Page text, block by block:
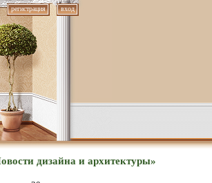
регистрация вход
дизайна и архитектуры»